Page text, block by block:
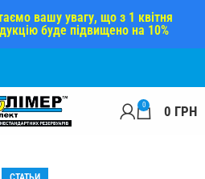
0 0 ГРН
вашу увагу, що з 1 квітня
буде підвищено на 10%